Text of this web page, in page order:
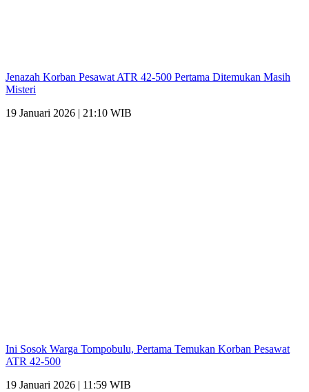
Jenazah Korban Pesawat ATR 42-500 Pertama Ditemukan Masih
Misteri
19 Januari 2026 | 21:10 WIB
Ini Sosok Warga Tompobulu, Pertama Temukan Korban Pesawat
ATR 42-500
19 Januari 2026 | 11:59 WIB